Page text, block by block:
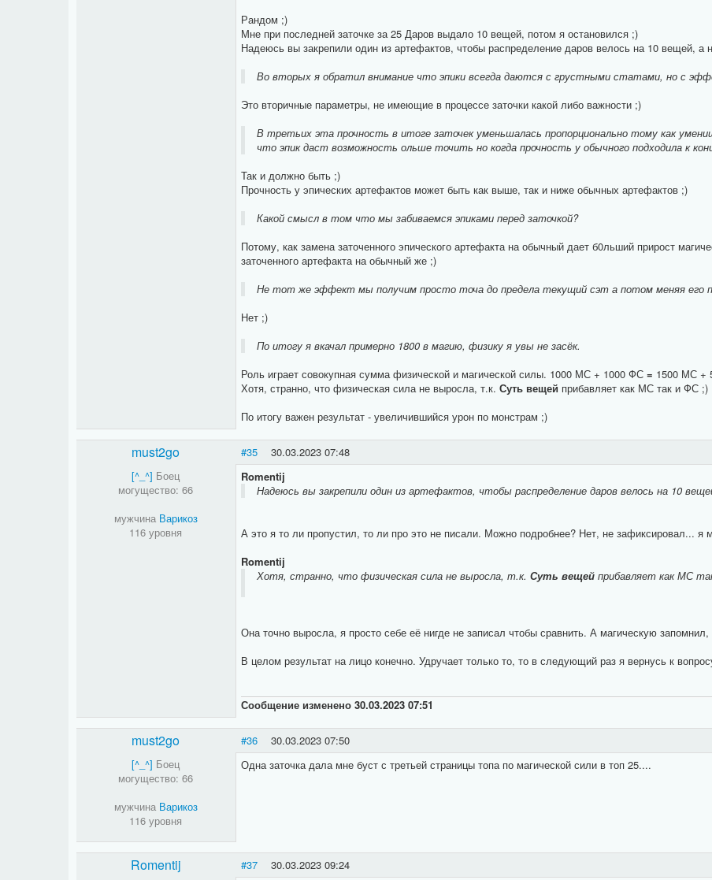
Рандом ;)
Мне при последней заточке за 25 Даров выдало 10 вещей, потом я остановился ;)
Надеюсь вы закрепили один из артефактов, чтобы распределение даров велось на 10 вещей, а
Во вторых я обратил внимание что эпики всегда даются с грустными статами, но с
Это вторичные параметры, не имеющие в процессе заточки какой либо важности ;)
В третьих эта прочность в итоге заточек уменьшалась пропорционально тому как
что эпик даст возможность ольше точить но когда прочность у обычного подходила к
Так и должно быть ;)
Прочность у эпических артефактов может быть как выше, так и ниже обычных артефактов ;)
Какой смысл в том что мы забиваемся эпиками перед заточкой?
Потому, как замена заточенного эпического артефакта на обычный дает б0льший прирост
заточенного артефакта на обычный же ;)
Не тот же эффект мы получим просто точа до предела текущий сэт а потом меняя его
Нет ;)
По итогу я вкачал примерно 1800 в магию, физику я увы не засёк.
Роль играет совокупная сумма физической и магической силы. 1000 МС + 1000 ФС= 1500 МС
Хотя, странно, что физическая сила не выросла, т.к.Суть вещей прибавляет как МС так и ФС ;)
По итогу важен результат - увеличившийся урон по монстрам ;)
must2go #35 30.03.2023 07:48
[^_^] Боец
могущество: 66
мужчина Варикоз
116 уровня
Romentij
Надеюсь вы закрепили один из артефактов, чтобы распределение даров велось на 10
А это я то ли пропустил, то ли про это не писали. Можно подробнее? Нет, не зафиксировал... я
Romentij
Хотя, странно, что физическая сила не выросла, т.к.Суть вещей прибавляет как МС
Она точно выросла, я просто себе её нигде не записал чтобы сравнить. А магическую запомнил,
В целом результат на лицо конечно. Удручает только то, то в следующий раз я вернусь к
Сообщение изменено30.03.2023 07:51
must2go #36 30.03.2023 07:50
[^_^] Боец
могущество: 66
мужчина Варикоз
116 уровня
Одна заточка дала мне буст с третьей страницы топа по магической сили в топ 25....
Romentij #37 30.03.2023 09:24